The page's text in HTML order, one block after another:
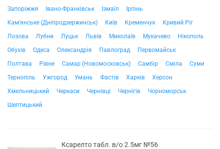
Запоріжжя
Івано-Франківськ Ізмаїл
Ірпінь
Кам'янське (Дніпродзержинськ)
Київ Кременчук
Кривий Ріг
Лозова
Лубни Луцьк Львів Миколаїв Мукачево
Нікополь
Обухів
Одеса Олександрія Павлоград
Первомайськ
Полтава
Рівне Самар (Новомосковськ) Самбір Сміла
Суми
Тернопіль
Ужгород Умань Фастів Харків
Херсон
Хмельницький
Черкаси Чернівці Чернігів
Чорноморськ
Шептицький
Ксарелто табл. в/о 2.5мг №56